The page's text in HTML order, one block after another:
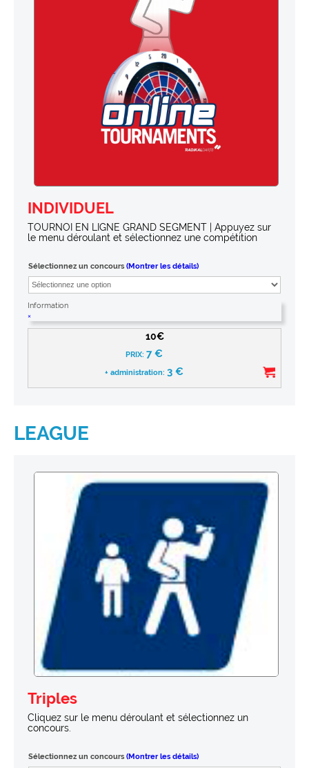
INDIVIDUEL
TOURNOI EN LIGNE GRAND SEGMENT | Appuyez sur
le menu déroulant et sélectionnez une compétition
Sélectionnez un concours (Montrer les détails)
Information
×
10€
PRIX: 7€
+ administration: 3 €
LEAGUE
Triples
Cliquez sur le menu déroulant et sélectionnez un
concours.
Sélectionnez un concours (Montrer les détails)